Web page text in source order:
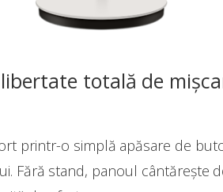
totală de
printr-o simplă apăsare de
Fără stand, panoul cântărește